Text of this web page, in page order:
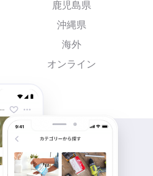
鹿児島県
沖縄県
海外
オンライン